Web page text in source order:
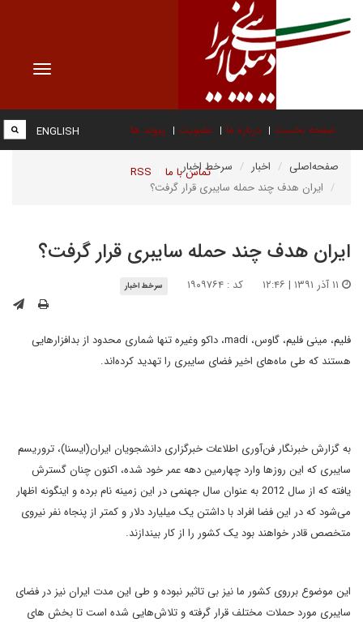
Toggle
صفحه نخست درباره ما عضویت پیوند ها
تماس با ما RSS
ENGLISH
صفحه‌اصلی اخبار
سرخط اخبار
ایران هدف چند حمله سایبری قرار گرفت؟
ایران هدف چند حمله سایبری قرار گرفت؟
کد : ۱۹۰۹۷۶۴ سرخط اخبار
فلیم، مینی فلیم، گاوس، madi، داکو وغیره تنها شماری محدود از بدافزارهایی
هستند که طی ماه‌های اخیر فضای سایبری را تهدید کرده‌اند.
به گزارش خبرنگار فن‌آوری اطلاعات خبرگزاری دانشجویان ایران(ایسنا)، تروریسم
سایبری که این روزها وارد چهارمین دهه عمر خود شده، اکنون چنان گسترش
یافته که از سال 2012 به عنوان سال جهنمی در این زمینه نام برده و اینگونه اظهار
می‌شود که در این فضا افراد با داشتن یک میلیارد دلار و کمتر از پنجاه نفر نیروی
متخصص قادر خواهند بود یک کشور را از کار بیندازند.
این موضوع برروی کشور ما نیز بی تاثیر نبوده و طی این مدت ایران نیز در فضای
سایبری مورد حملات مختلف قرار گرفته و تلاش‌هایی شده است تا بخش های